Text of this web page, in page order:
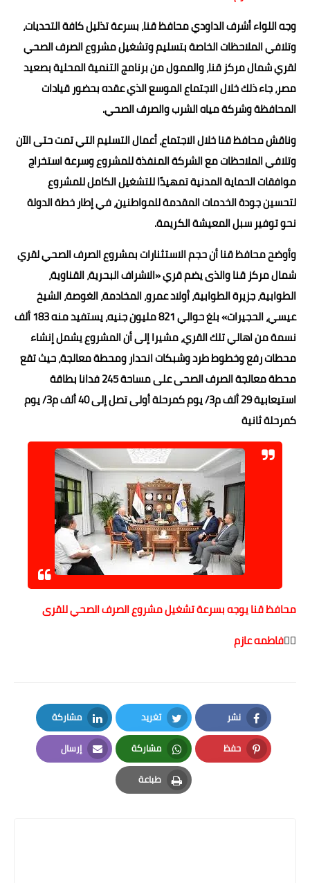
حوادث وقضايا
خدمات
الصحه والجمال
فن المطبخ
مقالات
وجه اللواء أشرف الداودي محافظ قنا، بسرعة تذليل كافة التحديات،
وتلافي الملاحظات الخاصة بتسليم وتشغيل مشروع الصرف الصحي
لقري شمال مركز قنا، والممول من برنامج التنمية المحلية بصعيد
مصر، جاء ذلك خلال الاجتماع الموسع الذي عقده بحضور قيادات
المحافظة وشركة مياه الشرب والصرف الصحي.
وناقش محافظ قنا خلال الاجتماع، أعمال التسليم التي تمت حتى الآن
وتلافي الملاحظات مع الشركة المنفذة للمشروع وسرعة استخراج
موافقات الحماية المدنية تمهيدًا للتشغيل الكامل للمشروع
لتحسين جودة الخدمات المقدمة للمواطنين، في إطار خطة الدولة
نحو توفير سبل المعيشة الكريمة.
وأوضح محافظ قنا أن حجم الاستثنارات بمشروع الصرف الصحي لقري
شمال مركز قنا والذى يضم قري «الاشراف البحرية، القناوية،
الطوابية، جزيرة الطوابية، أولاد عمرو، المخادمة، الغوصة، الشيخ
عيسي، الحجيرات» بلغ حوالي 821 مليون جنيه، يستفيد منه 183 ألف
نسمة من اهالي تلك القري، مشيرا إلى أن المشروع يشمل إنشاء
محطات رفع وخطوط طرد وشبكات انحدار ومحطة معالجة، حيث تقع
محطة معالجة الصرف الصحى على مساحة 245 فدانا بطاقة
استيعابية 29 ألف م3/ يوم كمرحلة أولى تصل إلى 40 ألف م3/ يوم
كمرحلة ثانية
محافظ قنا يوجه بسرعة تشغيل مشروع الصرف الصحي للقرى
✍🏻فاطمه عازم
نشر
Facebook
تغريد
Twitter
مشاركة
LinkedIn
حفظ
Pinterest
مشاركة
Whatsapp
إرسال
Email
طباعة
Print